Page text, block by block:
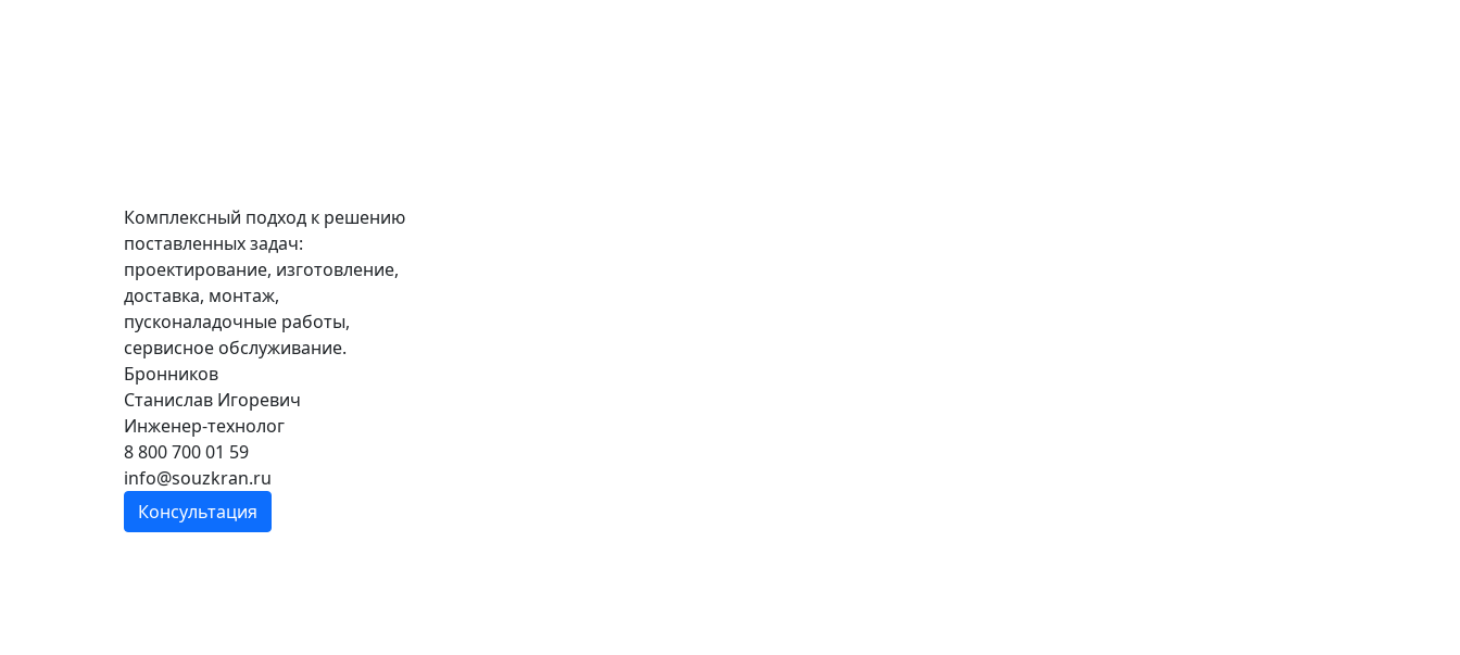
Комплексный подход к решению
поставленных задач:
проектирование, изготовление,
доставка, монтаж,
пусконаладочные работы,
сервисное обслуживание.
Бронников
Станислав Игоревич
Инженер-технолог
8 800 700 01 59
info@souzkran.ru
Консультация